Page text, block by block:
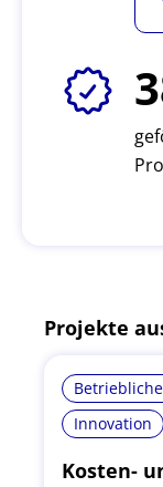
Projekte
Innovation
Kosten-